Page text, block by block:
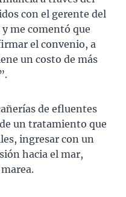
con el gerente del
me comentó que
el convenio, a
un costo de más
de efluentes
un tratamiento que
ingresar con un
hacia el mar,